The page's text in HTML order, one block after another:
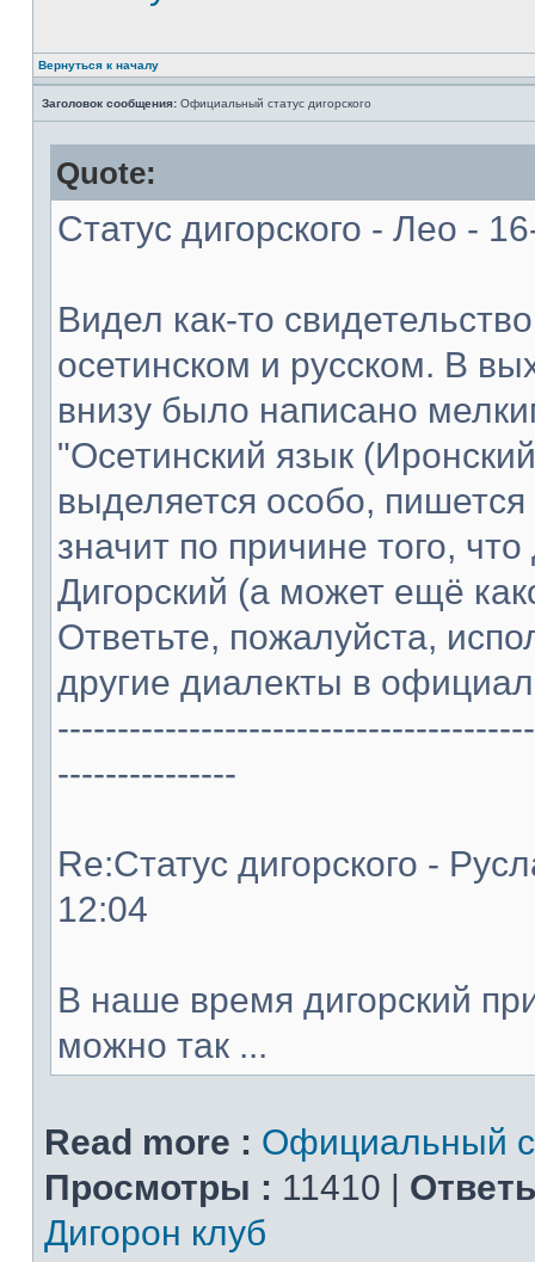
Вернуться к началу
Заголовок сообщения: Официальный статус дигорского
Quote:
Статус дигорского - Лео -
Видел как-то
осетинском и русском. В
внизу было написано
"Осетинский язык
выделяется особо,
значит по причине того,
Дигорский (а может ещё
Ответьте, пожалуйста,
другие диалекты в
---------------
Re:Статус дигорского -
12:04
В наше время дигорский
можно так ...
Read more : Официальный
Просмотры : 11410 |
Дигорон клуб